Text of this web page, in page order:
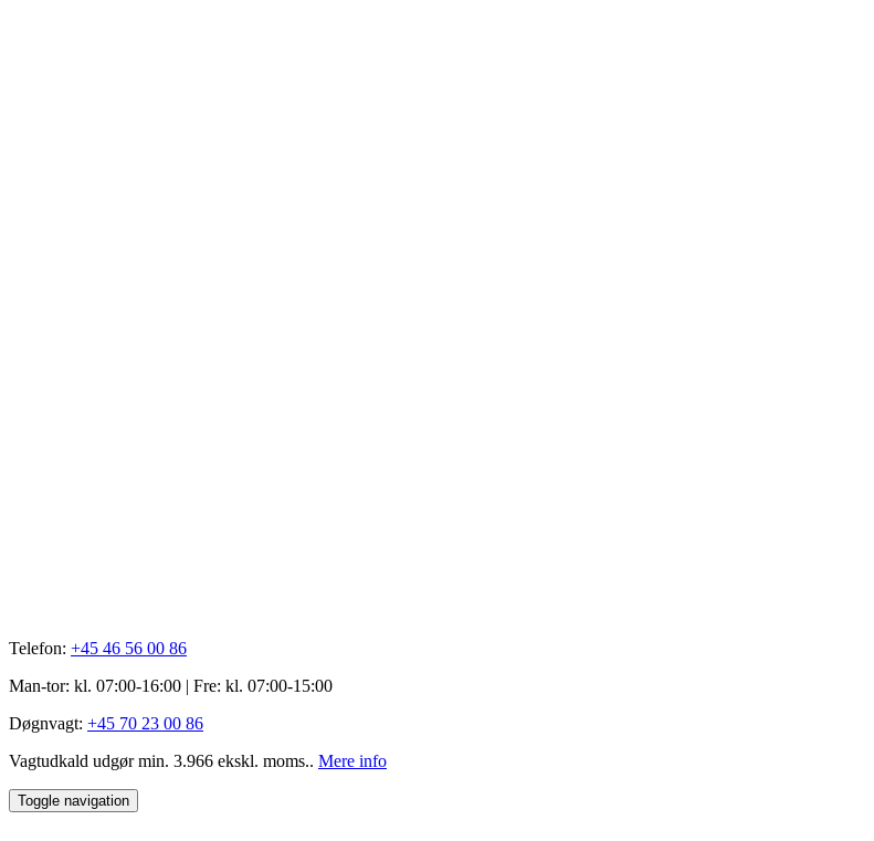
Telefon: +45 46 56 00 86
Man-tor: kl. 07:00-16:00 | Fre: ​kl. 07:00-15​:00
Døgnvagt: +45 70 23 00 86
Vagtudkald udgør min. 3.966 ekskl. moms.. Mere info
Toggle navigation